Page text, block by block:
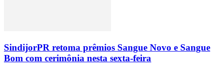
SindijorPR retoma prêmios Sangue Novo e Sangue
Bom com cerimônia nesta sexta-feira